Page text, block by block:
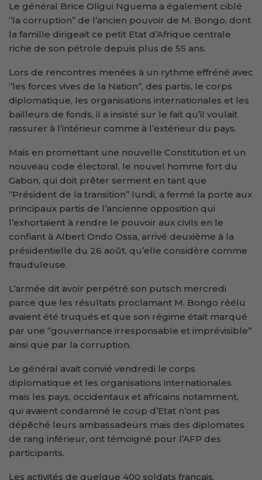
Le général Brice Oligui Nguema a également ciblé
‘’la corruption’’ de l’ancien pouvoir de M. Bongo, dont
la famille dirigeait ce petit Etat d’Afrique centrale
riche de son pétrole depuis plus de 55 ans.
Lors de rencontres menées à un rythme effréné avec
‘’les forces vives de la Nation’’, des partis, le corps
diplomatique, les organisations internationales et les
bailleurs de fonds, il a insisté sur le fait qu’il voulait
rassurer à l’intérieur comme à l’extérieur du pays.
Mais en promettant une nouvelle Constitution et un
nouveau code électoral, le nouvel homme fort du
Gabon, qui doit prêter serment en tant que
‘’Président de la transition’’ lundi, a fermé la porte aux
principaux partis de l’ancienne opposition qui
l’exhortaient à rendre le pouvoir aux civils en le
confiant à Albert Ondo Ossa, arrivé deuxième à la
présidentielle du 26 août, qu’elle considère comme
frauduleuse.
L’armée dit avoir perpétré son putsch mercredi
parce que les résultats proclamant M. Bongo réélu
avaient été truqués et que son régime était marqué
par une ‘’gouvernance irresponsable et imprévisible’’
ainsi que par la corruption.
Le général avait convié vendredi le corps
diplomatique et les organisations internationales
mais les pays, occidentaux et africains notamment,
qui avaient condamné le coup d’Etat n’ont pas
dépêché leurs ambassadeurs mais des diplomates
de rang inférieur, ont témoigné pour l’AFP des
participants.
Les activités de quelque 400 soldats français,